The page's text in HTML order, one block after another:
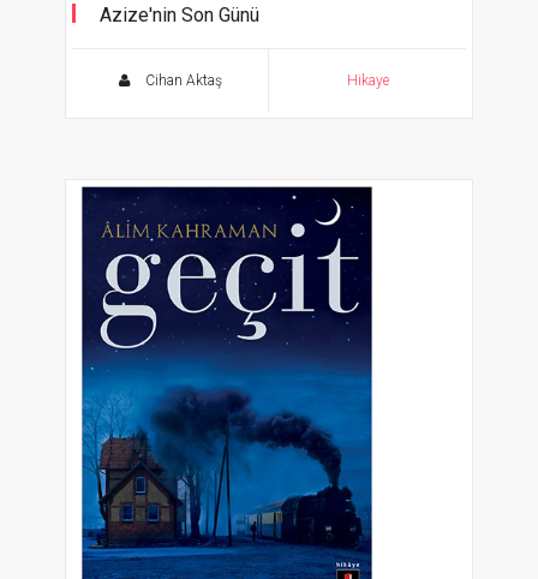
Azize'nin Son Günü
Cihan Aktaş Hikaye